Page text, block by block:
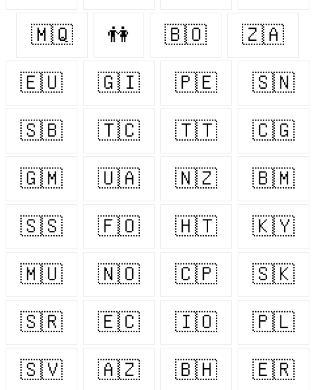
🇲🇶 👫 🇧🇴 🇿🇦
🇪🇺 🇬🇮 🇵🇪 🇸🇳
🇸🇧 🇹🇨 🇹🇹 🇨🇬
🇬🇲 🇺🇦 🇳🇿 🇧🇲
🇸🇸 🇫🇴 🇭🇹 🇰🇾
🇲🇺 🇳🇴 🇨🇵 🇸🇰
🇸🇷 🇪🇨 🇮🇴 🇵🇱
🇸🇻 🇦🇿 🇧🇭 🇪🇷